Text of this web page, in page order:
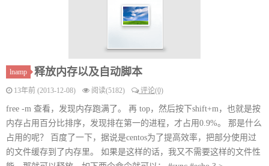
lnamp 释放内存以及自动脚本
13年前 (2013-12-08) 阅读(5182) 评论(0)
free -m 查看，发现内存跑满了。 再 top，然后按下shift+m，也就是按
内存占用百分比排序，发现排在第一的进程，才占用0.9%。 那是什么
占用的呢？ 百度了一下，据说是centos为了提高效率，把部分使用过
的文件缓存到了内存里。 如果是这样的话，我又不需要这样的文件性